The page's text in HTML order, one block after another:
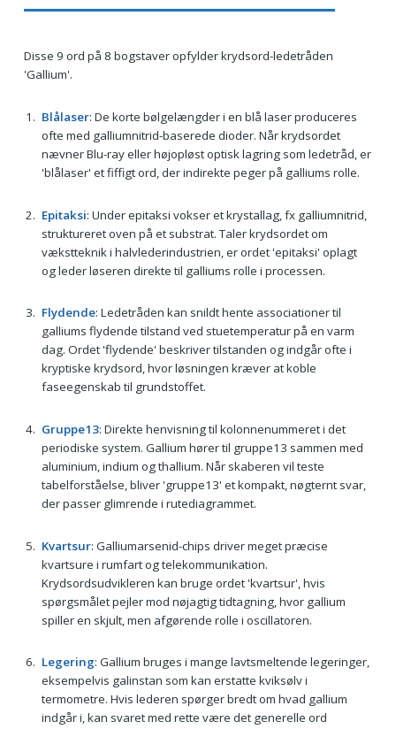
Disse 9 ord på 8 bogstaver opfylder krydsord-ledetråden
'Gallium'.
Blålaser: De korte bølgelængder i en blå laser produceres
ofte med galliumnitrid-baserede dioder. Når krydsordet
nævner Blu-ray eller højopløst optisk lagring som ledetråd, er
'blålaser' et fiffigt ord, der indirekte peger på galliums rolle.
Epitaksi: Under epitaksi vokser et krystallag, fx galliumnitrid,
struktureret oven på et substrat. Taler krydsordet om
vækstteknik i halvlederindustrien, er ordet 'epitaksi' oplagt
og leder løseren direkte til galliums rolle i processen.
Flydende: Ledetråden kan snildt hente associationer til
galliums flydende tilstand ved stuetemperatur på en varm
dag. Ordet 'flydende' beskriver tilstanden og indgår ofte i
kryptiske krydsord, hvor løsningen kræver at koble
faseegenskab til grundstoffet.
Gruppe13: Direkte henvisning til kolonnenummeret i det
periodiske system. Gallium hører til gruppe13 sammen med
aluminium, indium og thallium. Når skaberen vil teste
tabelforståelse, bliver 'gruppe13' et kompakt, nøgternt svar,
der passer glimrende i rutediagrammet.
Kvartsur: Galliumarsenid-chips driver meget præcise
kvartsure i rumfart og telekommunikation.
Krydsordsudvikleren kan bruge ordet 'kvartsur', hvis
spørgsmålet pejler mod nøjagtig tidtagning, hvor gallium
spiller en skjult, men afgørende rolle i oscillatoren.
Legering: Gallium bruges i mange lavtsmeltende legeringer,
eksempelvis galinstan som kan erstatte kviksølv i
termometre. Hvis lederen spørger bredt om hvad gallium
indgår i, kan svaret med rette være det generelle ord